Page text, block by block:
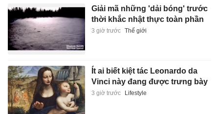
Giải mã những 'dải bóng' trước
thời khắc nhật thực toàn phần
3 giờ trước Thế giới
Ít ai biết kiệt tác Leonardo da
Vinci này đang được trưng bày
3 giờ trước Lifestyle